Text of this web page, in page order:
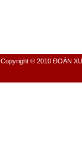
Copyright © 2010 ĐOÀN